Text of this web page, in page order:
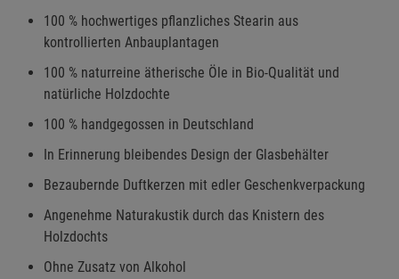
100 % hochwertiges pflanzliches Stearin aus
kontrollierten Anbauplantagen
100 % naturreine ätherische Öle in Bio-Qualität und
natürliche Holzdochte
100 % handgegossen in Deutschland
In Erinnerung bleibendes Design der Glasbehälter
Bezaubernde Duftkerzen mit edler Geschenkverpackung
Angenehme Naturakustik durch das Knistern des
Holzdochts
Ohne Zusatz von Alkohol